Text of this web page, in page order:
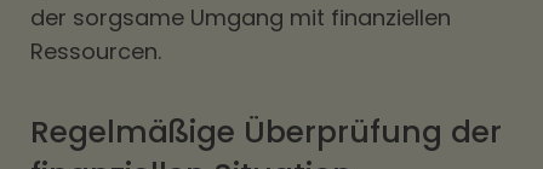
der sorgsame Umgang mit finanziellen
Ressourcen.
Regelmäßige Überprüfung der